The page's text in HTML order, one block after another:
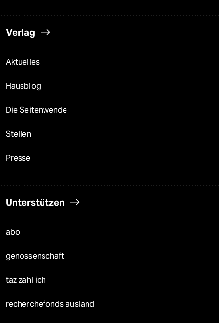
Verlag
Aktuelles
Hausblog
Die Seitenwende
Stellen
Presse
Unterstützen
abo
genossenschaft
taz zahl ich
recherchefonds ausland